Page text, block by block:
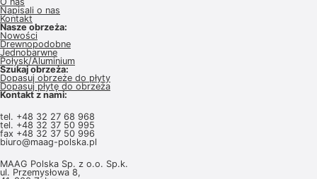
Napisali o nas
Kontakt
Nasze obrzeża:
Nowości
Drewnopodobne
Jednobarwne
Połysk/Aluminium
Szukaj obrzeża:
Dopasuj obrzeże do płyty
Dopasuj płytę do obrzeża
Kontakt z nami:
tel. +48 32 27 68 968
tel. +48 32 37 50 995
fax +48 32 37 50 996
biuro@maag-polska.pl
MAAG Polska Sp. z o.o. Sp.k.
ul. Przemysłowa 8,